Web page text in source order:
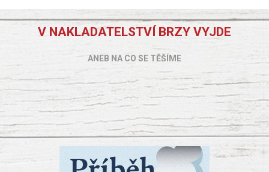
V NAKLADATELSTVÍ BRZY VYJDE
ANEB NA CO SE TĚŠÍME